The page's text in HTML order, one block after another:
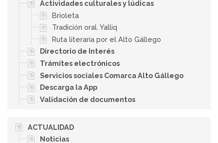
Actividades culturales y lúdicas
Brioleta
Tradición oral. Yalliq
Ruta literaria por el Alto Gállego
Directorio de Interés
Trámites electrónicos
Servicios sociales Comarca Alto Gállego
Descarga la App
Validación de documentos
ACTUALIDAD
Noticias